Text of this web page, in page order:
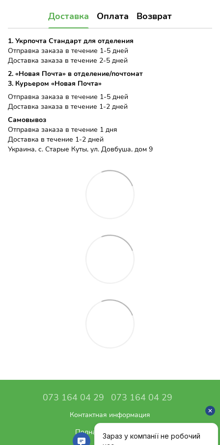
Доставка Оплата Возврат
1. Укрпочта Стандарт для отделения
Отправка заказа в течение 1-5 дней
Доставка заказа в течение 2-5 дней
2. «Новая Почта» в отделение/почтомат
3. Курьером «Новая Почта»
Отправка заказа в течение 1-5 дней
Доставка заказа в течение 1-2 дней
Самовывоз
Отправка заказа в течение 1 дня
Доставка в течение 1-2 дней
Украина, с. Старые Куты, ул. Довбуша, дом 9
073 164 04 29 073 164 04 29
Контактная информация
Полная версия сайта